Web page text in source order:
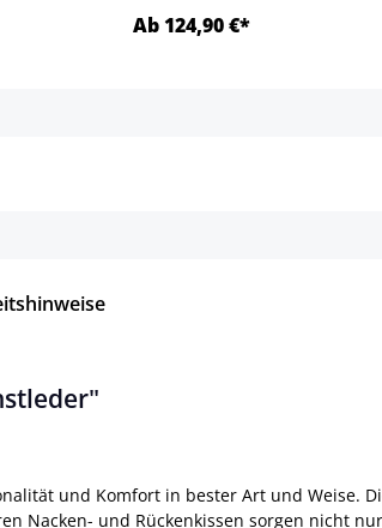
Ab 124,90 €*
und Komfort in bester Art und Weise.
Nacken- und Rückenkissen sorgen nicht